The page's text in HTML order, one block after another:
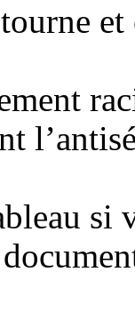
si